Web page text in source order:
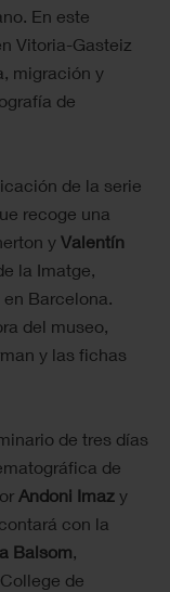
En este
Vitoria-Gasteiz
migración y
de
de la serie
recoge una
y Valentín
la Imatge,
Barcelona.
del museo,
y las fichas
de tres días
de
Andoni Imaz y
con la
Balsom,
de